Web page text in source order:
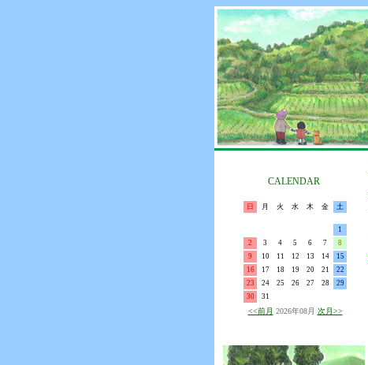
CALENDAR
日 月 火 水 木 金 土
1
2
3 4 5 6 7
8
9
10 11 12 13 14
15
16
17 18 19 20 21
22
23
24 25 26 27 28
29
30
31
<<前月 2026年08月 次月>>